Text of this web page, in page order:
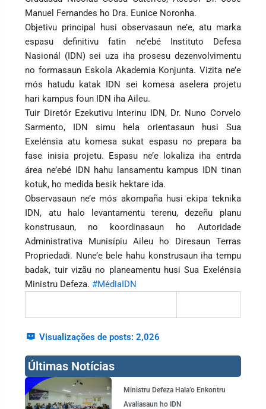
Manuel Fernandes ho Dra. Eunice Noronha.
Objetivu principal husi observasaun ne’e, atu marka
espasu definitivu fatin ne’ebé Instituto Defesa
Nasionál (IDN) sei uza iha prosesu dezenvolvimentu
no formasaun Eskola Akademia Konjunta. Vizita ne’e
mós hatudu katak IDN sei komesa aselera projetu
hari kampus foun IDN iha Aileu.
Tuir Diretór Ezekutivu Interinu IDN, Dr. Nuno Corvelo
Sarmento, IDN simu hela orientasaun husi Sua
Exelénsia atu komesa sukat espasu no prepara ba
fase inisia projetu. Espasu ne’e lokaliza iha entrda
área ne’ebé IDN hahu lansamentu kampus IDN tinan
kotuk, ho medida besik hektare ida.
Observasaun ne’e mós akompaña husi ekipa teknika
IDN, atu halo levantamentu terenu, dezeñu planu
konstrusaun, no koordinasaun ho Autoridade
Administrativa Munisípiu Aileu ho Diresaun Terras
Propriedadi. Nune’e bele hahu konstrusaun iha tempu
badak, tuir vizãu no planeamentu husi Sua Exelénsia
Ministru Defeza.#MédiaIDN
Visualizações de posts: 2,026
Últimas Notícias
Ministru Defeza Hala’o Enkontru
Avaliasaun ho IDN
Page